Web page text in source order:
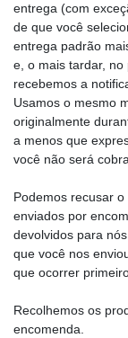
entrega (com
de que você
entrega padrão
e, o mais tardar,
recebemos a
Usamos o mesmo
originalmente
a menos que
você não será
Podemos recusar
enviados por
devolvidos para
que você nos
que ocorrer
Recolhemos os
encomenda.